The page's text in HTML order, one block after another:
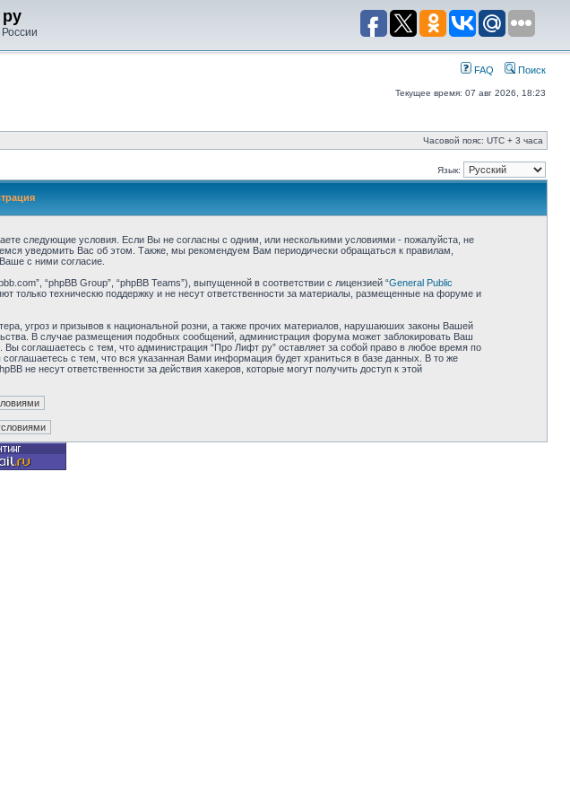
FAQ Поиск
Текущее время: 07 авг 2026, 18:23
Часовой пояс: UTC + 3 часа
Язык:
следующие условия. Если Вы не согласны с одним, или несколькими условиями - пожалуйста, не
уведомить Вас об этом. Также, мы рекомендуем Вам периодически обращаться к правилам,
с ними согласие.
“phpBB Group”, “phpBB Teams”), выпущенной в соответствии с лицензией “General Public
только техническю поддержку и не несут ответственности за материалы, размещенные на форуме и
угроз и призывов к национальной розни, а также прочих материалов, нарушаюших законы Вашей
В случае размещения подобных сообщений, администрация форума может заблокировать Ваш
соглашаетесь с тем, что администрация “Про Лифт ру” оставляет за собой право в любое время по
с тем, что вся указанная Вами информация будет храниться в базе данных. В то же
не несут ответственности за действия хакеров, которые могут получить доступ к этой